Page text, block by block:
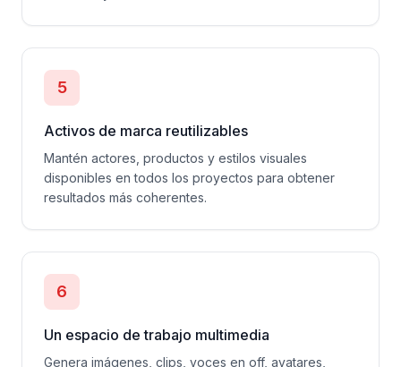
5
Activos de marca reutilizables
Mantén actores, productos y estilos visuales
disponibles en todos los proyectos para obtener
resultados más coherentes.
6
Un espacio de trabajo multimedia
Genera imágenes, clips, voces en off, avatares,